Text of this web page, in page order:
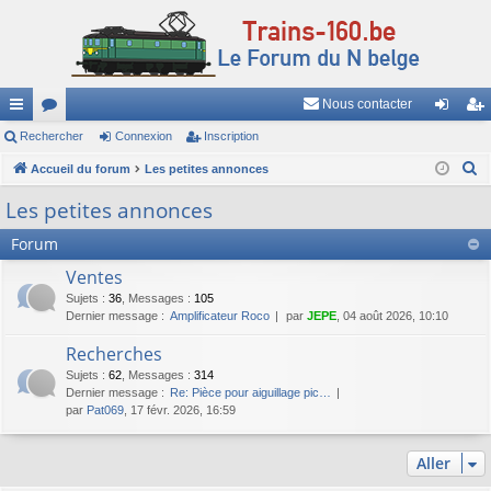
ac
co
ur
ci
or
u
Nous contacter
ne cri
on
Rechercher Connexion Inscription
Accueil du forum Les petites annonces
e
h
Les petites annonces
Forum
Ventes
Sujets : 36 Messages : 105
Dernier message : Amplificateur Roco par JEPE , 04 août 2026, 10:10
Recherches
Sujets : 62 Messages : 314
Dernier message : Re: Pièce pour aiguillage pic…
par Pat069 , 17 févr. 2026, 16:59
Aller